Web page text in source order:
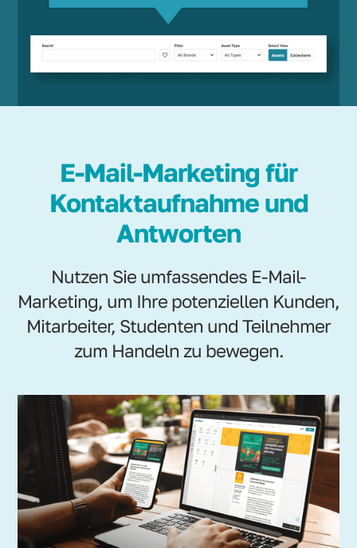
E-Mail-Marketing für
Kontaktaufnahme und
Antworten
Nutzen Sie umfassendes E-Mail-
Marketing, um Ihre potenziellen Kunden,
Mitarbeiter, Studenten und Teilnehmer
zum Handeln zu bewegen.